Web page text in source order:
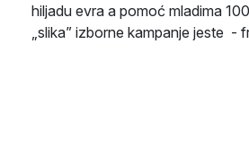
hiljadu evra a pomoć mladima
„slika” izborne kampanje jeste -